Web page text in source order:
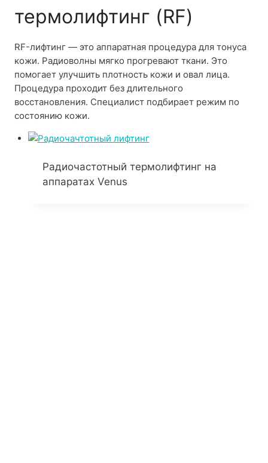
термолифтинг (RF)
RF-лифтинг — это аппаратная процедура для тонуса
кожи. Радиоволны мягко прогревают ткани. Это
помогает улучшить плотность кожи и овал лица.
Процедура проходит без длительного
восстановления. Специалист подбирает режим по
состоянию кожи.
Радиочастотный термолифтинг на
аппаратах Venus